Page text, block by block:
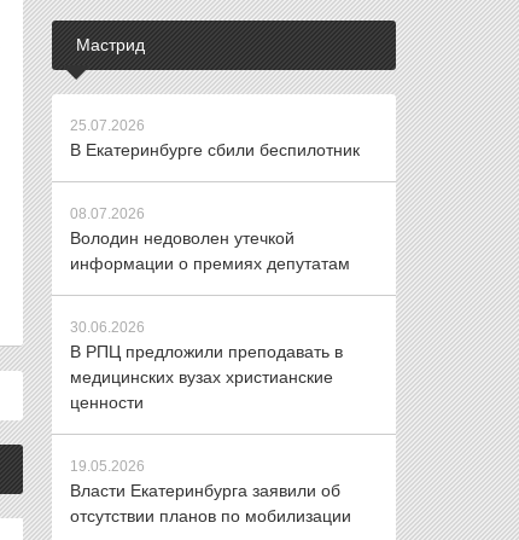
Мастрид
25.07.2026
В Екатеринбурге сбили беспилотник
08.07.2026
Володин недоволен утечкой
информации о премиях депутатам
30.06.2026
В РПЦ предложили преподавать в
медицинских вузах христианские
ценности
19.05.2026
Власти Екатеринбурга заявили об
отсутствии планов по мобилизации